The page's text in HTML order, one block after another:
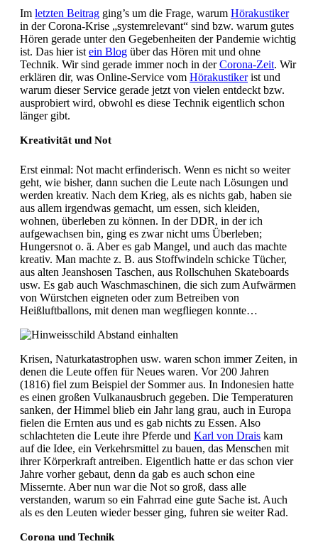
Im letzten Beitrag ging’s um die Frage, warum Hörakustiker
in der Corona-Krise „systemrelevant“ sind bzw. warum gutes
Hören gerade unter den Gegebenheiten der Pandemie wichtig
ist. Das hier ist ein Blog über das Hören mit und ohne
Technik. Wir sind gerade immer noch in derCorona-Zeit. Wir
erklären dir, was Online-Service vom Hörakustikerist und
warum dieser Service gerade jetzt von vielen entdeckt bzw.
ausprobiert wird, obwohl es diese Technik eigentlich schon
länger gibt.
Kreativität und Not
Erst einmal: Not macht erfinderisch. Wenn es nicht so weiter
geht, wie bisher, dann suchen die Leute nach Lösungen und
werden kreativ. Nach dem Krieg, als es nichts gab, haben sie
aus allem irgendwas gemacht, um essen, sich kleiden,
wohnen, überleben zu können. In der DDR, in der ich
aufgewachsen bin, ging es zwar nicht ums Überleben;
Hungersnot o. ä. Aber es gab Mangel, und auch das machte
kreativ. Man machte z. B. aus Stoffwindeln schicke Tücher,
aus alten Jeanshosen Taschen, aus Rollschuhen Skateboards
usw. Es gab auch Waschmaschinen, die sich zum Aufwärmen
von Würstchen eigneten oder zum Betreiben von
Heißluftballons, mit denen man wegfliegen konnte…
Krisen, Naturkatastrophen usw. waren schon immer Zeiten, in
denen die Leute offen für Neues waren. Vor 200 Jahren
(1816) fiel zum Beispiel der Sommer aus. In Indonesien hatte
es einen großen Vulkanausbruch gegeben. Die Temperaturen
sanken, der Himmel blieb ein Jahr lang grau, auch in Europa
fielen die Ernten aus und es gab nichts zu Essen. Also
schlachteten die Leute ihre Pferde und Karl von Drais kam
auf die Idee, ein Verkehrsmittel zu bauen, das Menschen mit
ihrer Körperkraft antreiben. Eigentlich hatte er das schon vier
Jahre vorher gebaut, denn da gab es auch schon eine
Missernte. Aber nun war die Not so groß, dass alle
verstanden, warum so ein Fahrrad eine gute Sache ist. Auch
als es den Leuten wieder besser ging, fuhren sie weiter Rad.
Corona und Technik